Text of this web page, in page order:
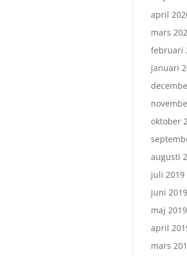
april
mars
februari
januari
oktober
augusti
juli 2019
juni 2019
maj 2019
april
mars